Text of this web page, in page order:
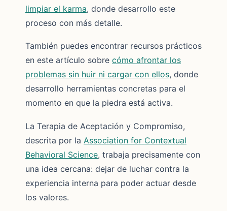
limpiar el karma, donde desarrollo este
proceso con más detalle.
También puedes encontrar recursos prácticos
en este artículo sobre cómo afrontar los
problemas sin huir ni cargar con ellos, donde
desarrollo herramientas concretas para el
momento en que la piedra está activa.
La Terapia de Aceptación y Compromiso,
descrita por la Association for Contextual
Behavioral Science, trabaja precisamente con
una idea cercana: dejar de luchar contra la
experiencia interna para poder actuar desde
los valores.